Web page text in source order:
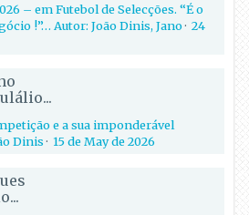
– em Futebol de Selecções. “É o
!”… Autor: João Dinis, Jano·24
e a sua imponderável
Dinis·15 de May de 2026